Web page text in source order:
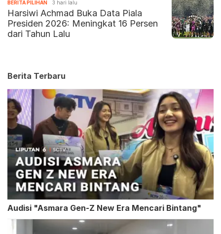
BERITA PILIHAN 3 hari lalu
Harsiwi Achmad Buka Data Piala
Presiden 2026: Meningkat 16 Persen
dari Tahun Lalu
Berita Terbaru
Audisi "Asmara Gen-Z New Era Mencari Bintang"